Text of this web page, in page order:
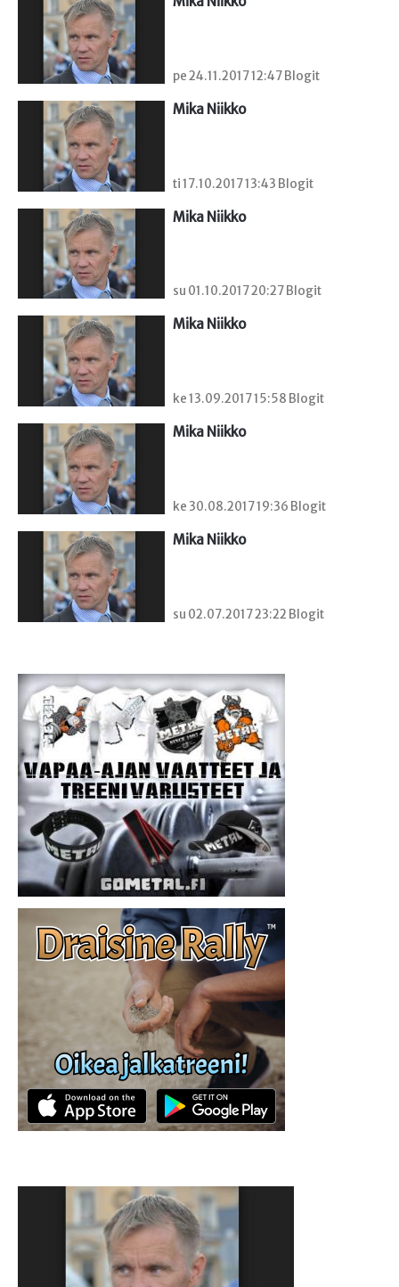
pe 24.11.2017 12:47 Blogit
Mika Niikko
ti 17.10.2017 13:43 Blogit
Mika Niikko
su 01.10.2017 20:27 Blogit
Mika Niikko
ke 13.09.2017 15:58 Blogit
Mika Niikko
ke 30.08.2017 19:36 Blogit
Mika Niikko
su 02.07.2017 23:22 Blogit